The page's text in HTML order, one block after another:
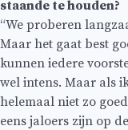
staande te houden?
“We proberen
Maar het gaat best
kunnen iedere
wel intens. Maar als
helemaal niet zo
eens jaloers zijn op